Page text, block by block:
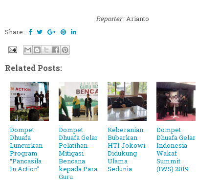
Reporter: Arianto
Share:
Related Posts:
Dompet
Dhuafa
Luncurkan
Program
“Pancasila
In Action”
Dompet
Dhuafa Gelar
Pelatihan
Mitigasi
Bencana
kepada Para
Guru
Keberanian
Bubarkan
HTI Jokowi
Didukung
Ulama
Sedunia
Dompet
Dhuafa Gelar
Indonesia
Wakaf
Summit
(IWS) 2019